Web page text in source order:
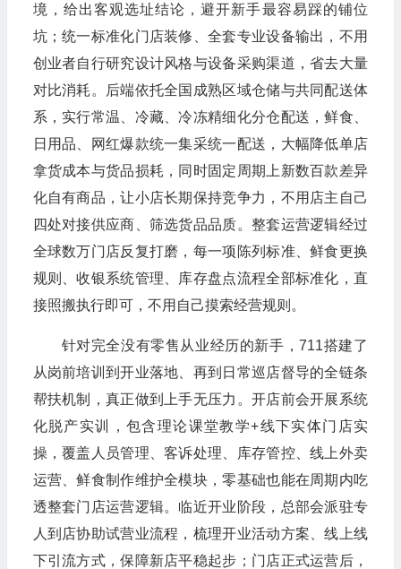
境，给出客观选址结论，避开新手最容易踩的铺位
坑；统一标准化门店装修、全套专业设备输出，不用
创业者自行研究设计风格与设备采购渠道，省去大量
对比消耗。后端依托全国成熟区域仓储与共同配送体
系，实行常温、冷藏、冷冻精细化分仓配送，鲜食、
日用品、网红爆款统一集采统一配送，大幅降低单店
拿货成本与货品损耗，同时固定周期上新数百款差异
化自有商品，让小店长期保持竞争力，不用店主自己
四处对接供应商、筛选货品品质。整套运营逻辑经过
全球数万门店反复打磨，每一项陈列标准、鲜食更换
规则、收银系统管理、库存盘点流程全部标准化，直
接照搬执行即可，不用自己摸索经营规则。
针对完全没有零售从业经历的新手，711搭建了
从岗前培训到开业落地、再到日常巡店督导的全链条
帮扶机制，真正做到上手无压力。开店前会开展系统
化脱产实训，包含理论课堂教学+线下实体门店实
操，覆盖人员管理、客诉处理、库存管控、线上外卖
运营、鲜食制作维护全模块，零基础也能在周期内吃
透整套门店运营逻辑。临近开业阶段，总部会派驻专
人到店协助试营业流程，梳理开业活动方案、线上线
下引流方式，保障新店平稳起步；门店正式运营后，